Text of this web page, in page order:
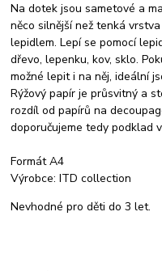
Na dotek jsou sametové a
něco silnější než tenká
lepidlem. Lepí se pomocí
dřevo, lepenku, kov, sklo.
možné lepit i na něj, ideální
Rýžový papír je průsvitný a
rozdíl od papírů na
doporučujeme tedy podklad
Formát A4
Výrobce: ITD collection
Nevhodné pro děti do 3 let.